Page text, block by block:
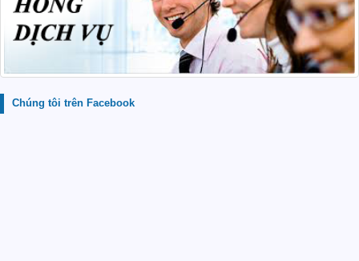
Chúng tôi trên Facebook